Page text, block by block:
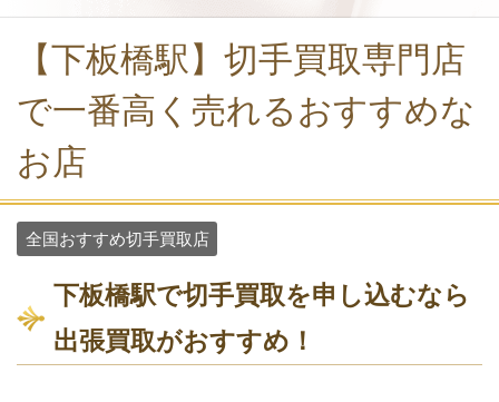
【下板橋駅】切手買取専門店
で一番高く売れるおすすめな
お店
全国おすすめ切手買取店
下板橋駅で切手買取を申し込むなら
出張買取がおすすめ！